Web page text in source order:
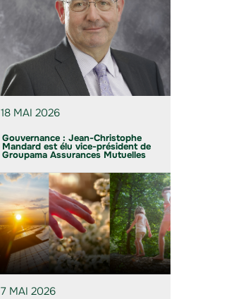
18 MAI 2026
Gouvernance : Jean-Christophe
Mandard est élu vice-président de
Groupama Assurances Mutuelles
7 MAI 2026